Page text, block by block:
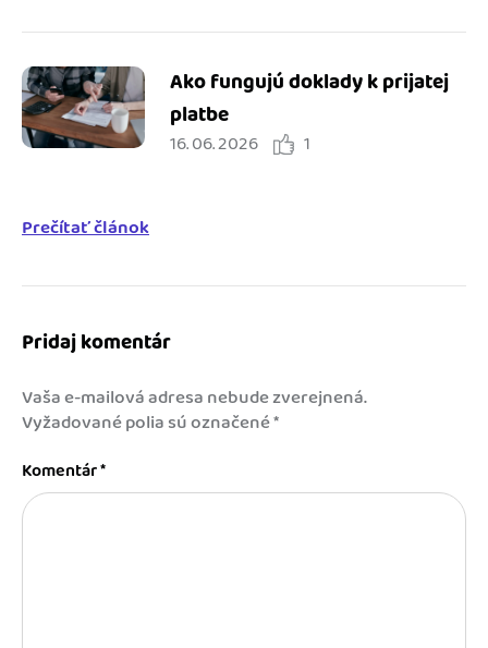
Ako fungujú doklady k prijatej
platbe
16. 06. 2026 1
Prečítať článok
Pridaj komentár
Vaša e-mailová adresa nebude zverejnená.
Vyžadované polia sú označené*
Komentár*